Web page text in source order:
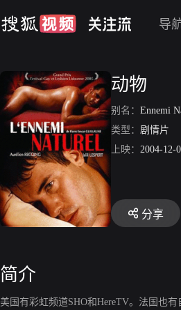
导
动物
别名： Ennemi
类型： 剧情片
上映： 2004-12-
分享
简介
美国有彩虹频道SHO和HereTV。法国也